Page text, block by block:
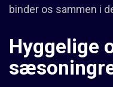
binder os sammen i
Hyggelige